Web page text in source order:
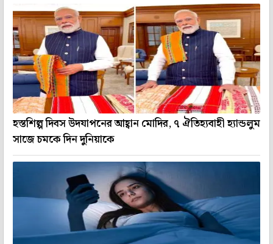
হস্তশিল্প দিবস উদযাপনের আহ্বান মোদির, ৭ ঐতিহ্যবাহী হ্যান্ডলুম
সাজে চমকে দিন দুনিয়াকে